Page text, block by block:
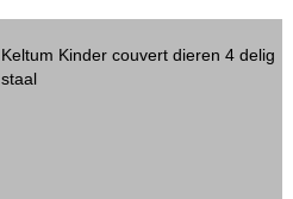
Keltum Kinder couvert dieren 4 delig
staal